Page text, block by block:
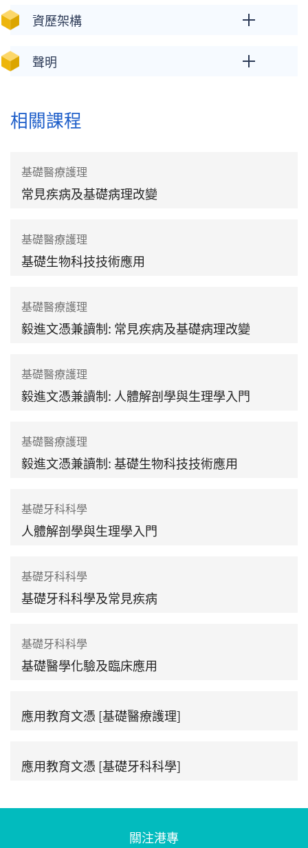
資歷架構
聲明
相關課程
基礎醫療護理
常見疾病及基礎病理改變
基礎醫療護理
基礎生物科技技術應用
基礎醫療護理
毅進文憑兼讀制: 常見疾病及基礎病理改變
基礎醫療護理
毅進文憑兼讀制: 人體解剖學與生理學入門
基礎醫療護理
毅進文憑兼讀制: 基礎生物科技技術應用
基礎牙科科學
人體解剖學與生理學入門
基礎牙科科學
基礎牙科科學及常見疾病
基礎牙科科學
基礎醫學化驗及臨床應用
應用教育文憑 [基礎醫療護理]
應用教育文憑 [基礎牙科科學]
關注港專